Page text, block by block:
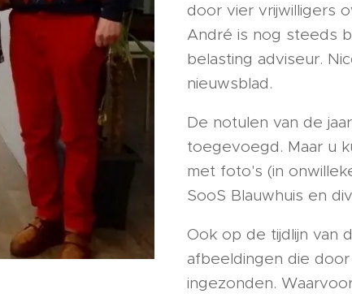
door vier vrijwilligers
André is nog steeds
belasting adviseur.
nieuwsblad.
De notulen van de
toegevoegd. Maar u
met foto's (in
SooS Blauwhuis en
Ook op de tijdlijn van
afbeeldingen die
ingezonden.